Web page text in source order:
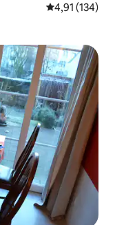
4,91 de uma
4,91 (134)